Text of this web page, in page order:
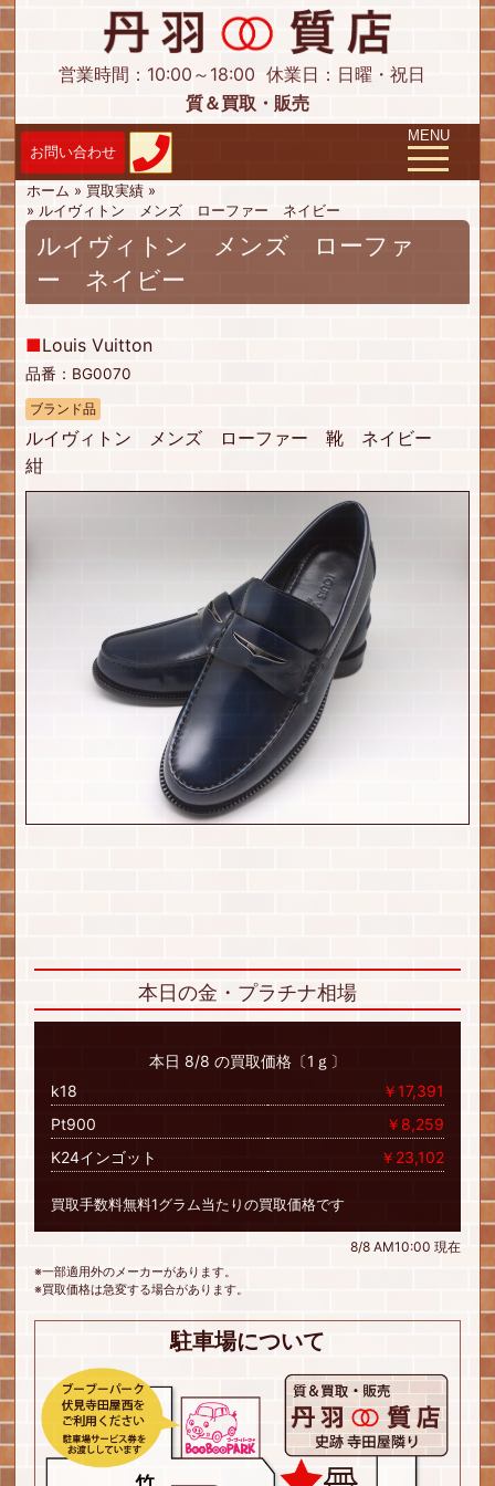
営業時間：10:00～18:00 休業日：日曜・祝日
質＆買取・販売
Toggle
MENU
ホーム » 買取実績 »
» ルイヴィトン メンズ ローファー ネイビー
ルイヴィトン メンズ ローファ
ー ネイビー
■Louis Vuitton
品番：BG0070
ブランド品
ルイヴィトン メンズ ローファー 靴 ネイビー
紺
本日の金・プラチナ相場
本日 8/8 の買取価格〔1ｇ〕
k18
￥17,391
Pt900
￥8,259
K24インゴット
￥23,102
買取手数料無料1グラム当たりの買取価格です
8/8 AM10:00 現在
※一部適用外のメーカーがあります。
※買取価格は急変する場合があります。
駐車場について